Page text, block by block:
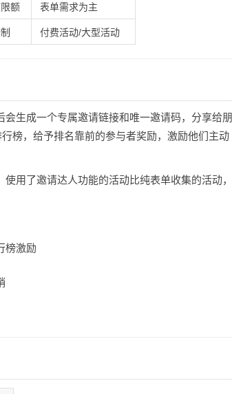
额 表单需求为主
付费活动/大型活动
生成一个专属邀请链接和唯一邀请码，分享给朋
榜，给予排名靠前的参与者奖励，激励他们主动
用了邀请达人功能的活动比纯表单收集的活动，
榜激励